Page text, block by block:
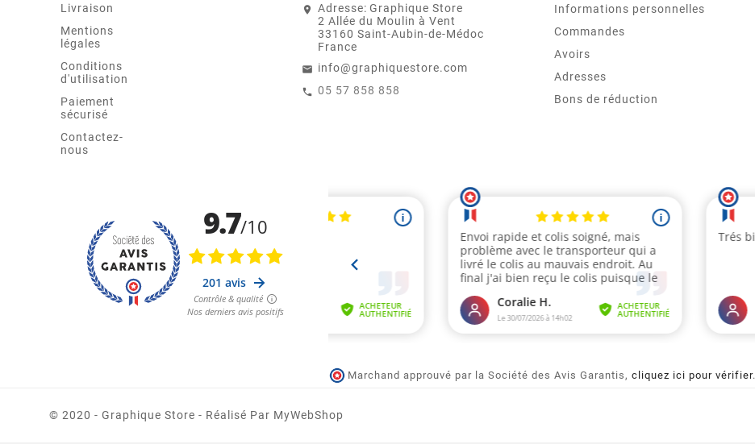
Livraison
Mentions
légales
Conditions
d'utilisation
Paiement
sécurisé
Contactez-
nous
Adresse: Graphique Store
2 Allée du Moulin à Vent
33160 Saint-Aubin-de-Médoc
France
info@graphiquestore.com
05 57 858 858
Informations personnelles
Commandes
Avoirs
Adresses
Bons de réduction
Marchand approuvé par la Société des Avis Garantis, cliquez ici pour vérifier.
© 2020 - Graphique Store - Réalisé Par MyWebShop